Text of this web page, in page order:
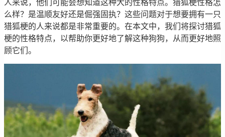
人来说，他们可能会想知道这种犬的性格特点。猎狐梗性格怎
么样？是温顺友好还是倔强固执？这些问题对于想要拥有一只
猎狐梗的人来说都是非常重要的。在本文中，我们将探讨猎狐
梗的性格特点，以帮助你更好地了解这种狗狗，从而更好地照
顾它们。